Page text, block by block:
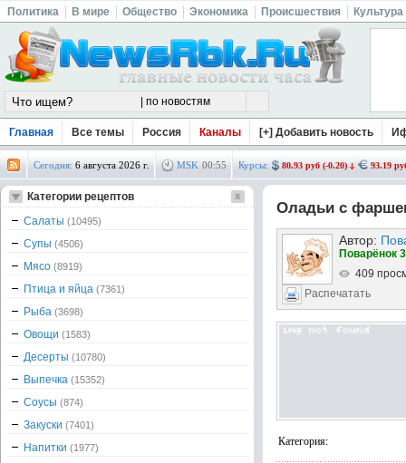
Политика В мире Общество Экономика Происшествия Культура
Главная Все темы Россия Каналы [+] Добавить новость
Сегодня: 6 августа 2026 г. MSK 00:55 Курсы: 80.93 руб (-0.20) 93.19
Оладьи с
Автор:
Поварёнок
409
Распечатать
Категория:
Категории рецептов
Салаты (10495)
Супы (4506)
Мясо (8919)
Птица и яйца (7361)
Рыба (3698)
Овощи (1583)
Десерты (10780)
Выпечка (15352)
Соусы (874)
Закуски (7401)
Напитки (1977)